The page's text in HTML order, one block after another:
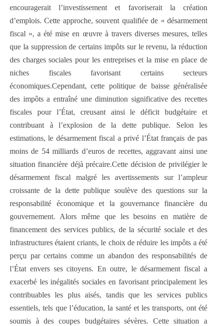
encouragerait l’investissement et favoriserait la création
d’emplois. Cette approche, souvent qualifiée de « désarmement
fiscal », a été mise en œuvre à travers diverses mesures, telles
que la suppression de certains impôts sur le revenu, la réduction
des charges sociales pour les entreprises et la mise en place de
niches fiscales favorisant certains secteurs
économiques.Cependant, cette politique de baisse généralisée
des impôts a entraîné une diminution significative des recettes
fiscales pour l’État, creusant ainsi le déficit budgétaire et
contribuant à l’explosion de la dette publique. Selon les
estimations, le désarmement fiscal a privé l’État français de pas
moins de 54 milliards d’euros de recettes, aggravant ainsi une
situation financière déjà précaire.Cette décision de privilégier le
désarmement fiscal malgré les avertissements sur l’ampleur
croissante de la dette publique soulève des questions sur la
responsabilité économique et la gouvernance financière du
gouvernement. Alors même que les besoins en matière de
financement des services publics, de la sécurité sociale et des
infrastructures étaient criants, le choix de réduire les impôts a été
perçu par certains comme un abandon des responsabilités de
l’État envers ses citoyens. En outre, le désarmement fiscal a
exacerbé les inégalités sociales en favorisant principalement les
contribuables les plus aisés, tandis que les services publics
essentiels, tels que l’éducation, la santé et les transports, ont été
soumis à des coupes budgétaires sévères. Cette situation a